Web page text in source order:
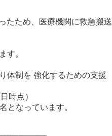
たため、医療機関に救急搬送
す。
体制を 強化するための支援
時点）
となっています。